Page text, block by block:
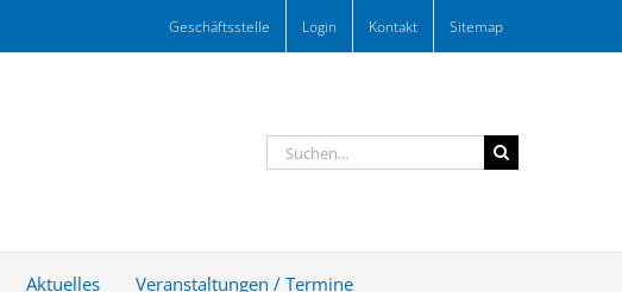
Geschäftsstelle Login Kontakt Sitemap
Suche
nach:
Aktuelles Veranstaltungen / Termine